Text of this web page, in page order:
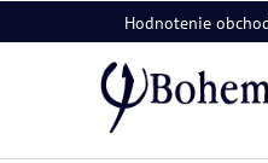
na
Hodnotenie